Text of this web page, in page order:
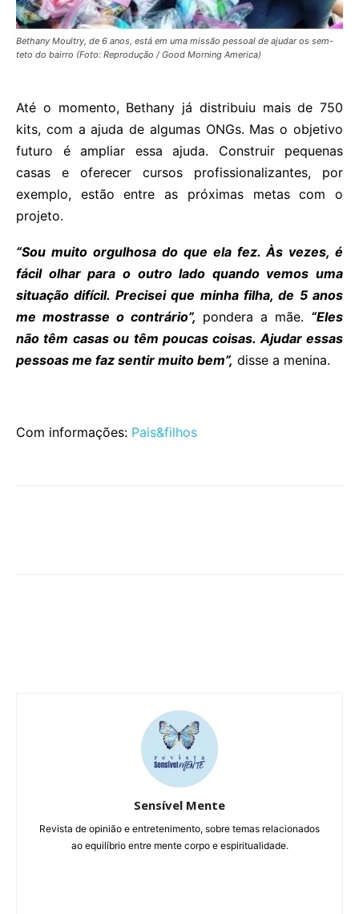
Bethany Moultry, de 6 anos, está em uma missão pessoal de ajudar os sem-
teto do bairro (Foto: Reprodução / Good Morning America)
Até o momento, Bethany já distribuiu mais de 750
kits, com a ajuda de algumas ONGs. Mas o objetivo
futuro é ampliar essa ajuda. Construir pequenas
casas e oferecer cursos profissionalizantes, por
exemplo, estão entre as próximas metas com o
projeto.
“Sou muito orgulhosa do que ela fez. Às vezes, é
fácil olhar para o outro lado quando vemos uma
situação difícil. Precisei que minha filha, de 5 anos
me mostrasse o contrário”, pondera a mãe. “Eles
não têm casas ou têm poucas coisas. Ajudar essas
pessoas me faz sentir muito bem”, disse a menina.
Com informações: Pais&filhos
Sensível Mente
Revista de opinião e entretenimento, sobre temas relacionados
ao equilíbrio entre mente corpo e espiritualidade.